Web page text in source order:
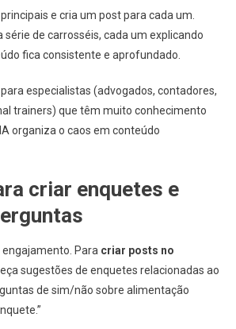
e cria um post para cada um.
série de carrosséis, cada um explicando
fica consistente e aprofundado.
especialistas (advogados, contadores,
trainers) que têm muito conhecimento
organiza o caos em conteúdo
criar enquetes e
Para criar posts no
sugestões de enquetes relacionadas ao
de sim/não sobre alimentação